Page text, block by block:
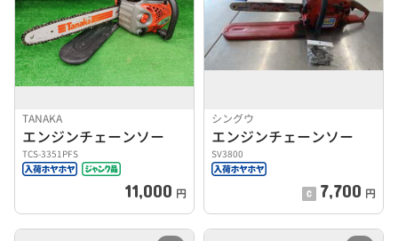
TANAKA
エンジンチェーンソー
TCS-3351PFS
11,000 円
シングウ
エンジンチェーンソー
SV3800
7,700 円